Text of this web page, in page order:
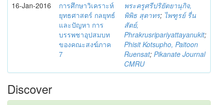
16-Jan-2016
การศึกษาวิเคราะห์
ยุทธศาสตร์ กลยุทธ์
และปัญหา การ
บรรพชาอุปสมบท
ของคณะสงฆ์ภาค
7
พระครูศรีปริยัตยานุกิจ,
พิพิธ สุตาทร; ไพฑูรย์ รื่น
สัตย์,
Phrakrusripariyattayanukit;
Phisit Kotsupho, Paitoon
Ruensat; Pikanate Journal
CMRU
Discover